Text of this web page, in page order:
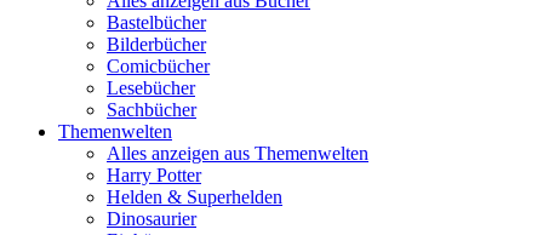
Bastelbücher
Bilderbücher
Comicbücher
Lesebücher
Sachbücher
Themenwelten
Alles anzeigen aus Themenwelten
Harry Potter
Helden & Superhelden
Dinosaurier